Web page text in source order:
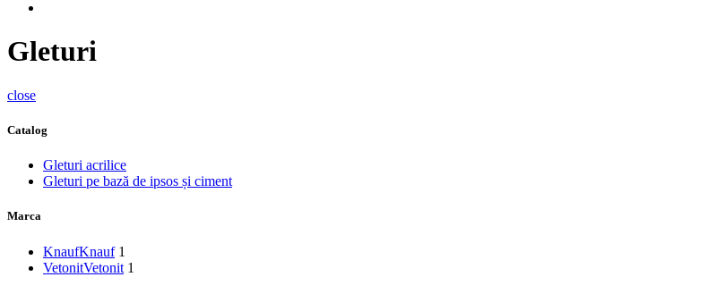
Gleturi
close
Catalog
Gleturi acrilice
Gleturi pe bază de ipsos și ciment
Marca
KnaufKnauf 1
VetonitVetonit 1